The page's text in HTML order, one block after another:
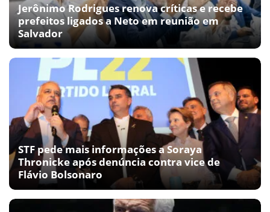
Jerônimo Rodrigues renova críticas e recebe
prefeitos ligados a Neto em reunião em
Salvador
STF pede mais informações a Soraya
Thronicke após denúncia contra vice de
Flávio Bolsonaro